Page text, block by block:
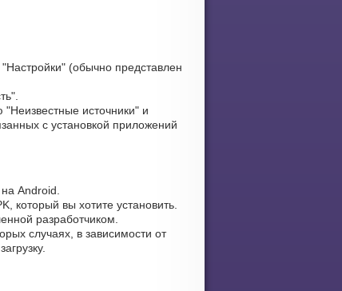
(обычно представлен
источники" и
с установкой приложений
Android.
который вы хотите установить.
разработчиком.
случаях, в зависимости от